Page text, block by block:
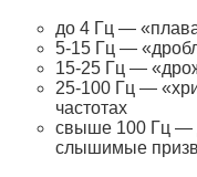
до 4 Гц —
5-15 Гц —
15-25 Гц —
25-100 Гц —
частотах
свыше 100 Гц —
слышимые